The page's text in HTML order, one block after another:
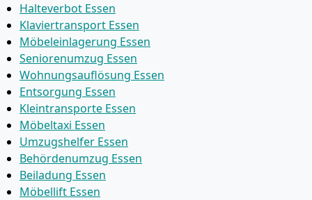
Halteverbot Essen
Klaviertransport Essen
Möbeleinlagerung Essen
Seniorenumzug Essen
Wohnungsauflösung Essen
Entsorgung Essen
Kleintransporte Essen
Möbeltaxi Essen
Umzugshelfer Essen
Behördenumzug Essen
Beiladung Essen
Möbellift Essen